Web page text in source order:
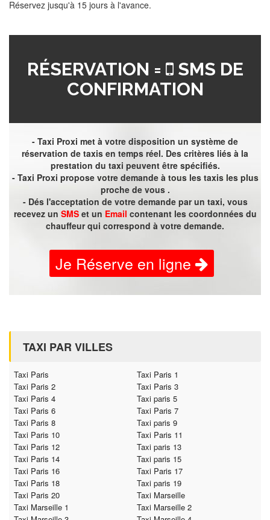
Réservez jusqu'à 15 jours à l'avance.
RÉSERVATION =
SMS DE
CONFIRMATION
- Taxi Proxi met à votre disposition un système de
réservation de taxis en temps réel. Des critères liés à la
prestation du taxi peuvent être spécifiés.
- Taxi Proxi propose votre demande à tous les taxis les plus
proche de vous .
- Dés l'acceptation de votre demande par un taxi, vous
recevez un SMSet un Email contenant les coordonnées du
chauffeur qui correspond à votre demande.
Je Réserve en ligne
TAXI PAR VILLES
Taxi Paris
Taxi Paris 1
Taxi Paris 2
Taxi Paris 3
Taxi Paris 4
Taxi paris 5
Taxi Paris 6
Taxi Paris 7
Taxi Paris 8
Taxi paris 9
Taxi Paris 10
Taxi Paris 11
Taxi Paris 12
Taxi paris 13
Taxi Paris 14
Taxi paris 15
Taxi Paris 16
Taxi Paris 17
Taxi Paris 18
Taxi paris 19
Taxi Paris 20
Taxi Marseille
Taxi Marseille 1
Taxi Marseille 2